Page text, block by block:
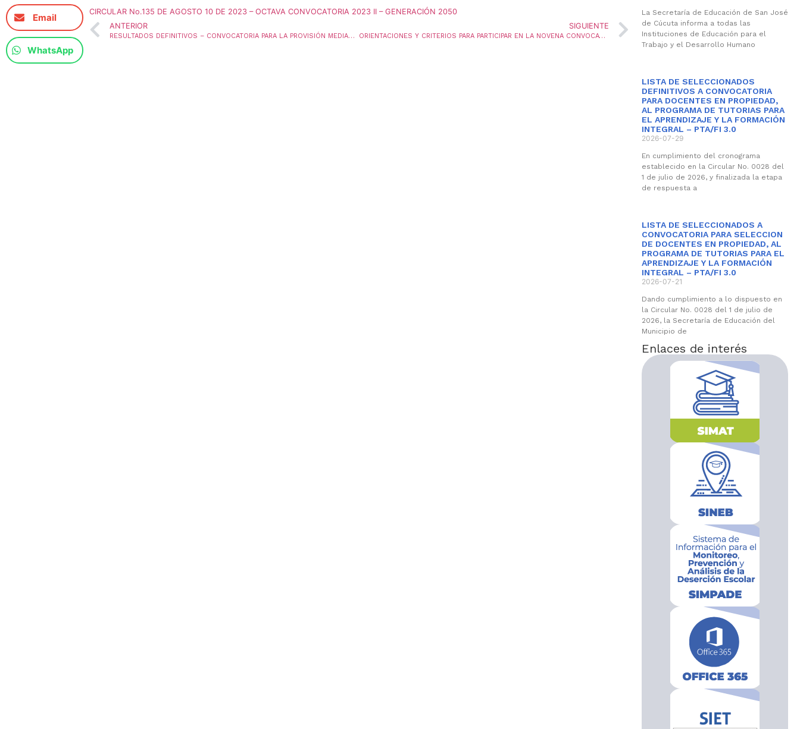
Email
WhatsApp
CIRCULAR No.135 DE AGOSTO 10 DE 2023 – OCTAVA CONVOCATORIA 2023 II – GENERACIÓN 2050
ANTERIOR
RESULTADOS DEFINITIVOS – CONVOCATORIA PARA LA PROVISIÓN MEDIANTE LA MODALIDAD DE ENCARGO, DE 1 VACANTE DE LA PLANTA DE CARGOS DEL PERSONAL ADMINISTRATIVO DE LA SECRETARIA DE EDUCACIÓN DEL MUNICIPIO DE SAN JOSE DE CUCUTA
SIGUIENTE
ORIENTACIONES Y CRITERIOS PARA PARTICIPAR EN LA NOVENA CONVOCATORIA 2023 II – PROGRAMA DE SUBSIDIOS A ESTUDIANTES DE ESCASOS RECURSOS
La Secretaría de Educación de San José
de Cúcuta informa a todas las
Instituciones de Educación para el
Trabajo y el Desarrollo Humano
LISTA DE SELECCIONADOS
DEFINITIVOS A CONVOCATORIA
PARA DOCENTES EN PROPIEDAD,
AL PROGRAMA DE TUTORIAS PARA
EL APRENDIZAJE Y LA FORMACIÓN
INTEGRAL – PTA/FI 3.0
2026-07-29
En cumplimiento del cronograma
establecido en la Circular No. 0028 del
1 de julio de 2026, y finalizada la etapa
de respuesta a
LISTA DE SELECCIONADOS A
CONVOCATORIA PARA SELECCION
DE DOCENTES EN PROPIEDAD, AL
PROGRAMA DE TUTORIAS PARA EL
APRENDIZAJE Y LA FORMACIÓN
INTEGRAL – PTA/FI 3.0
2026-07-21
Dando cumplimiento a lo dispuesto en
la Circular No. 0028 del 1 de julio de
2026, la Secretaría de Educación del
Municipio de
Enlaces de interés